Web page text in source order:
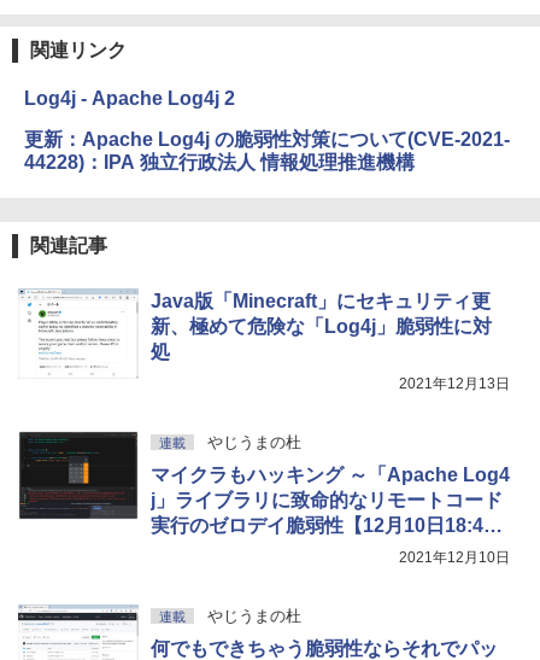
Amazon Kindle Colorsoft | 16GBストレ
ージ、防水、7インチカラーディスプレ
イ、色調調節ライト、最大8週間持続バッ
New Amazon Kindle Scribe Colorsoft |
レージ、ノート機能搭載、明るさ自動調
整、色調調節ライト、プレミアムペン付
関連リンク
Log4j - Apache Log4j 2
更新：Apache Log4j の脆弱性対策について(CVE-2021-
44228)：IPA 独立行政法人 情報処理推進機構
関連記事
Java版「Minecraft」にセキュリティ更
新、極めて危険な「Log4j」脆弱性に対
処
2021年12月13日
連載 やじうまの杜
マイクラもハッキング ～「Apache Log4
j」ライブラリに致命的なリモートコード
実行のゼロデイ脆弱性【12月10日18:45
2021年12月10日
連載 やじうまの杜
何でもできちゃう脆弱性ならそれでパッ